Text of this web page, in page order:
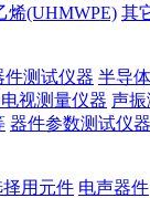
烯(UHMWPE) 其
件测试仪器 半导
视测量仪器 声振
器件参数测试仪器
用元件 电声器件